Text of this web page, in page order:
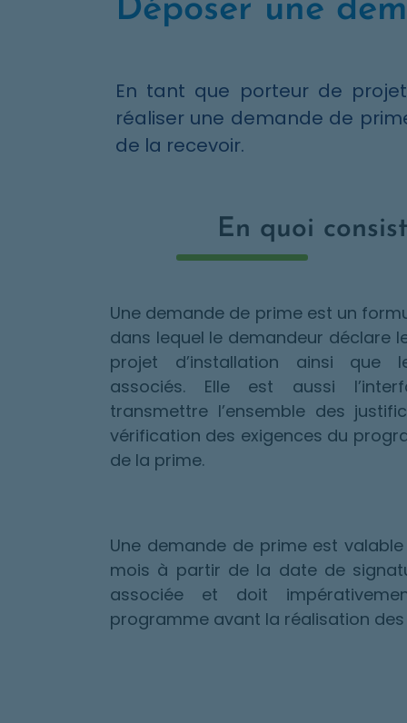
Déposer une
En tant que porteur de
réaliser une demande de
de la recevoir.
En quoi
Une demande de prime est un
dans lequel le demandeur déclare
projet d’installation ainsi que
associés. Elle est aussi
transmettre l’ensemble des
vérification des exigences du
de la prime.
Une demande de prime est
mois à partir de la date de
associée et doit
programme avant la réalisation des